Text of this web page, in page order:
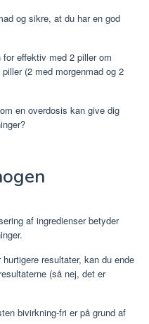
og sikre, at du har en god
effektiv med 2 piller om
(2 med morgenmad og 2
en overdosis kan give dig
af ingredienser betyder
resultater, kan du ende
(så nej, det er
bivirkning-fri er på grund af